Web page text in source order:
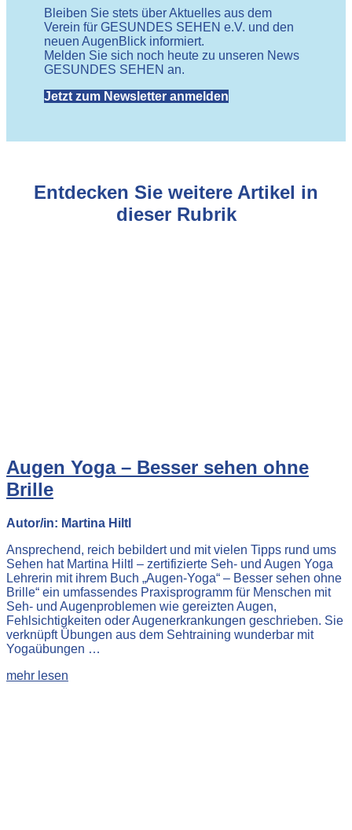
Bleiben Sie stets über Aktuelles aus dem
Verein für GESUNDES SEHEN e.V. und den
neuen AugenBlick informiert.
Melden Sie sich noch heute zu unseren News
GESUNDES SEHEN an.
Jetzt zum Newsletter anmelden
Entdecken Sie weitere Artikel in
dieser Rubrik
Augen Yoga – Besser sehen ohne
Brille
Autor/in: Martina Hiltl
Ansprechend, reich bebildert und mit vielen Tipps rund ums
Sehen hat Martina Hiltl – zertifizierte Seh- und Augen Yoga
Lehrerin mit ihrem Buch „Augen-Yoga“ – Besser sehen ohne
Brille“ ein umfassendes Praxisprogramm für Menschen mit
Seh- und Augenproblemen wie gereizten Augen,
Fehlsichtigkeiten oder Augenerkrankungen geschrieben. Sie
verknüpft Übungen aus dem Sehtraining wunderbar mit
Yogaübungen …
mehr lesen